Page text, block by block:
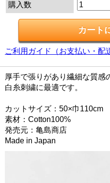
購入数
ご利用ガイド（お支払い・配
厚手で張りがあり繊細な質感
白糸刺繍に最適です。
カットサイズ：50×巾110cm
素材：Cotton100%
発売元：亀島商店
Made in Japan